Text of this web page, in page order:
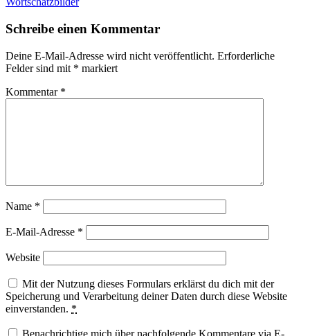
Schreibe einen Kommentar
Deine E-Mail-Adresse wird nicht veröffentlicht. Erforderliche
Felder sind mit * markiert
Kommentar *
Name *
E-Mail-Adresse *
Website
Mit der Nutzung dieses Formulars erklärst du dich mit der
Speicherung und Verarbeitung deiner Daten durch diese Website
einverstanden. *
Benachrichtige mich über nachfolgende Kommentare via E-